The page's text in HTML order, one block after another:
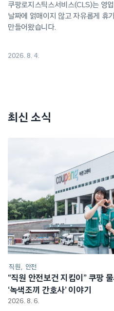
쿠팡로지스틱스서비스(CLS)는 영
날짜에 얽매이지 않고 자유롭게 휴
만들어왔습니다.
2026. 8. 4.
최신 소식
직원 안전
“직원 안전보건 지킴이” 쿠팡
‘녹색조끼 간호사’ 이야기
2026. 8. 6.